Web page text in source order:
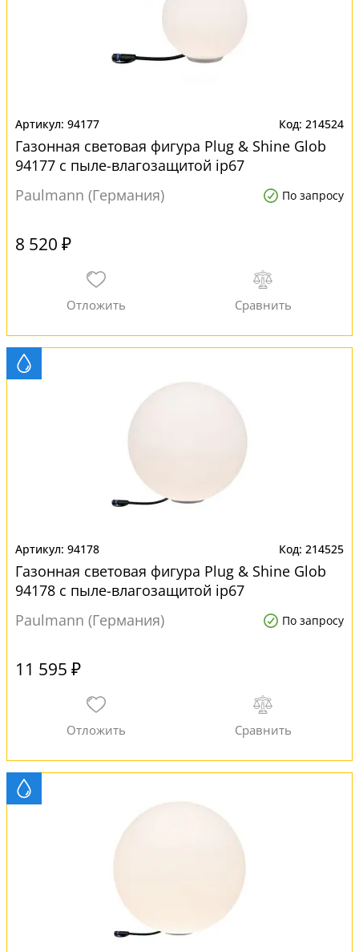
94177 214524
Газонная световая фигура Plug & Shine Glob
94177 с пыле-влагозащитой ip67
Paulmann (Германия)
По запросу
8 520 ₽
94178 214525
Газонная световая фигура Plug & Shine Glob
94178 с пыле-влагозащитой ip67
Paulmann (Германия)
По запросу
11 595 ₽